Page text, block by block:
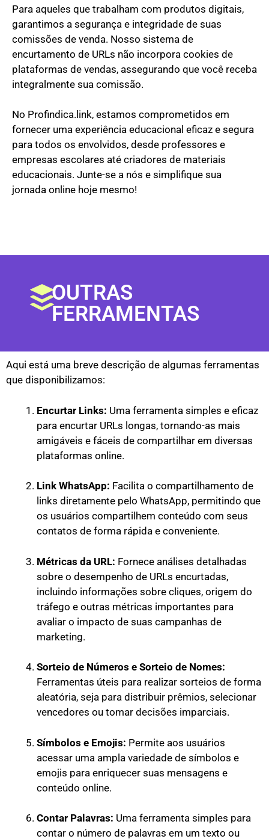
Para aqueles que trabalham com produtos digitais,
garantimos a segurança e integridade de suas
comissões de venda. Nosso sistema de
encurtamento de URLs não incorpora cookies de
plataformas de vendas, assegurando que você receba
integralmente sua comissão.
No Profindica.link, estamos comprometidos em
fornecer uma experiência educacional eficaz e segura
para todos os envolvidos, desde professores e
empresas escolares até criadores de materiais
educacionais. Junte-se a nós e simplifique sua
jornada online hoje mesmo!
OUTRAS
FERRAMENTAS
Aqui está uma breve descrição de algumas ferramentas
que disponibilizamos:
Encurtar Links: Uma ferramenta simples e eficaz
para encurtar URLs longas, tornando-as mais
amigáveis e fáceis de compartilhar em diversas
plataformas online.
Link WhatsApp: Facilita o compartilhamento de
links diretamente pelo WhatsApp, permitindo que
os usuários compartilhem conteúdo com seus
contatos de forma rápida e conveniente.
Métricas da URL: Fornece análises detalhadas
sobre o desempenho de URLs encurtadas,
incluindo informações sobre cliques, origem do
tráfego e outras métricas importantes para
avaliar o impacto de suas campanhas de
marketing.
Sorteio de Números e Sorteio de Nomes:
Ferramentas úteis para realizar sorteios de forma
aleatória, seja para distribuir prêmios, selecionar
vencedores ou tomar decisões imparciais.
Símbolos e Emojis: Permite aos usuários
acessar uma ampla variedade de símbolos e
emojis para enriquecer suas mensagens e
conteúdo online.
Contar Palavras: Uma ferramenta simples para
contar o número de palavras em um texto ou